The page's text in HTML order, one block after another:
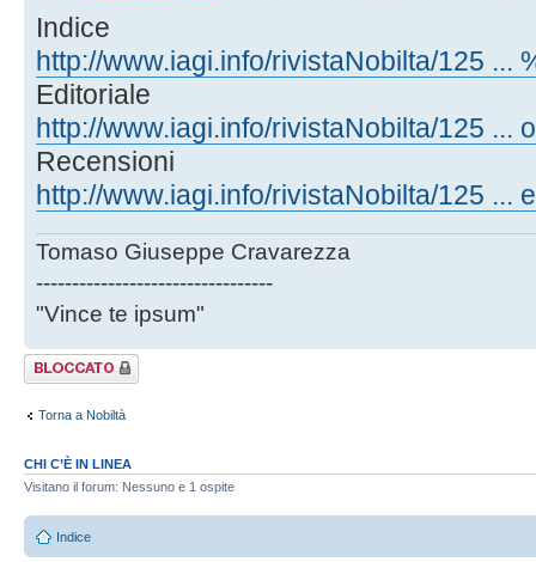
Indice
http://www.iagi.info/rivistaNobilta/125 ...
Editoriale
http://www.iagi.info/rivistaNobilta/125 ...
Recensioni
http://www.iagi.info/rivistaNobilta/125 ...
Tomaso Giuseppe Cravarezza
---------------------------------
"Vince te ipsum"
Argomento
bloccato
Torna a Nobiltà
CHI C’È IN LINEA
Visitano il forum: Nessuno e 1 ospite
Indice